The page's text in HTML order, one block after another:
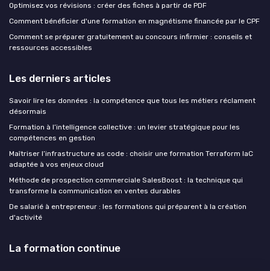
Optimisez vos révisions : créer des fiches à partir de PDF
Comment bénéficier d'une formation en magnétisme financée par le CPF
Comment se préparer gratuitement au concours infirmier : conseils et
ressources accessibles
Les derniers articles
Savoir lire les données : la compétence que tous les métiers réclament
désormais
Formation à l’intelligence collective : un levier stratégique pour les
compétences en gestion
Maîtriser l’infrastructure as code : choisir une formation Terraform IaC
adaptée à vos enjeux cloud
Méthode de prospection commerciale SalesBoost : la technique qui
transforme la communication en ventes durables
De salarié à entrepreneur : les formations qui préparent à la création
d'activité
La formation continue